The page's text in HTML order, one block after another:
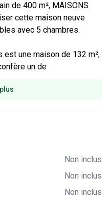
de 400 m², MAISONS
cette maison neuve
avec 5 chambres.
est une maison de 132 m²,
un de
Non inclus
Non inclus
Non inclus